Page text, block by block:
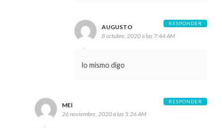
AUGUSTO
8 octubre, 2020 a las 7:44 AM
lo mismo digo
RESPONDER
MEI
26 noviembre, 2020 a las 5:26 AM
RESPONDER